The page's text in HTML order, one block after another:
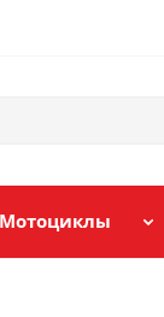
Мотоциклы